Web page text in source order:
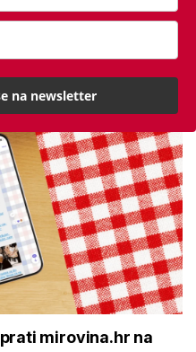
mirovina.hr na
informirani
na newsletter